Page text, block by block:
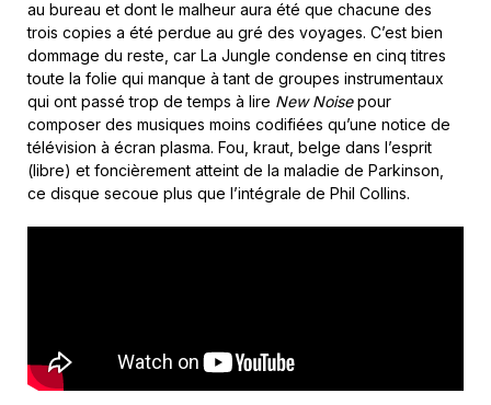
au bureau et dont le malheur aura été que chacune des
trois copies a été perdue au gré des voyages. C’est bien
dommage du reste, car La Jungle condense en cinq titres
toute la folie qui manque à tant de groupes instrumentaux
qui ont passé trop de temps à lire New Noisepour
composer des musiques moins codifiées qu’une notice de
télévision à écran plasma. Fou, kraut, belge dans l’esprit
(libre) et foncièrement atteint de la maladie de Parkinson,
ce disque secoue plus que l’intégrale de Phil Collins.